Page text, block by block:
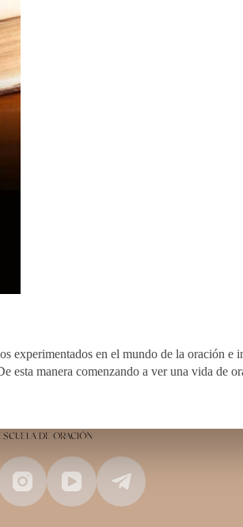
en el mundo de la oración e
esta manera comenzando a ver una vida de
DE ORACIÓN